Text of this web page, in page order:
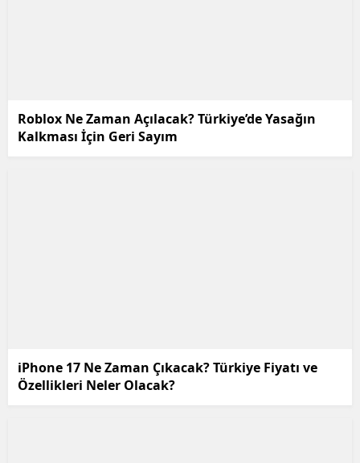
Roblox Ne Zaman Açılacak? Türkiye’de Yasağın
Kalkması İçin Geri Sayım
iPhone 17 Ne Zaman Çıkacak? Türkiye Fiyatı ve
Özellikleri Neler Olacak?